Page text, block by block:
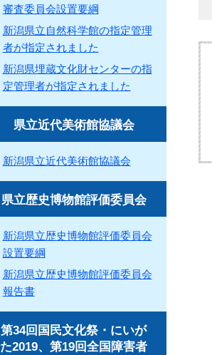
審査委員会設置要綱
新潟県立自然科学館の指定管理
者が指定されました
新潟県埋蔵文化財センターの指
定管理者が指定されました
県立近代美術館協議会
新潟県立近代美術館協議会
県立歴史博物館評価委員会
新潟県立歴史博物館評価委員会
設置要綱
新潟県立歴史博物館評価委員会
報告書
第34回国民文化祭・にいが
た2019、第19回全国障害者